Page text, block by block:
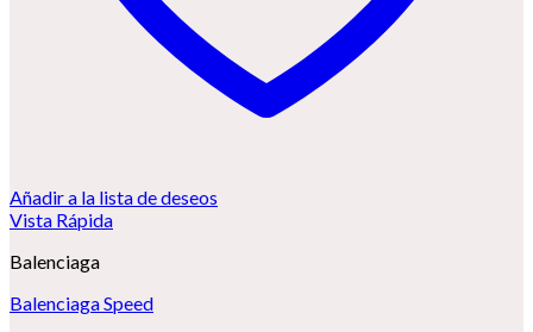
Añadir a la lista de deseos
Vista Rápida
Balenciaga
Balenciaga Speed